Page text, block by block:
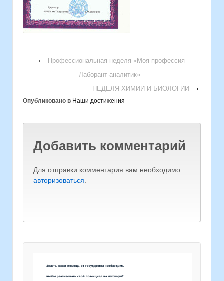
‹
Профессиональная неделя «Моя профессия
Лаборант-аналитик»
НЕДЕЛЯ ХИМИИ И БИОЛОГИИ
›
Опубликовано в Наши достижения
Добавить комментарий
Для отправки комментария вам необходимо
авторизоваться
Знаете, какая помощь от государства необходима,
чтобы реализовать свой потенциал на максимум?